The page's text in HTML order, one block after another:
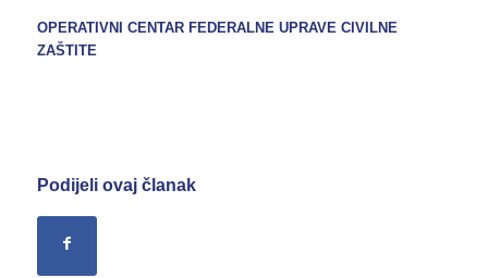
OPERATIVNI CENTAR FEDERALNE UPRAVE CIVILNE
ZAŠTITE
Podijeli ovaj članak